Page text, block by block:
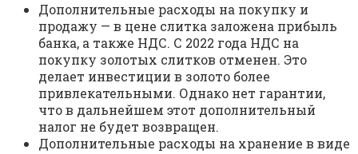
Дополнительные расходы на покупку и
продажу — в цене слитка заложена прибыль
банка, а также НДС. С 2022 года НДС на
покупку золотых слитков отменен. Это
делает инвестиции в золото более
привлекательными. Однако нет гарантии,
что в дальнейшем этот дополнительный
налог не будет возвращен.
Дополнительные расходы на хранение в виде